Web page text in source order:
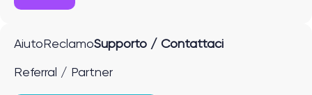
Aiuto ReclamoSupporto / Contattaci
Referral / Partner